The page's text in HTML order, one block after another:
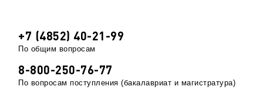
+7 (4852) 40-21-99
По общим вопросам
8-800-250-76-77
По вопросам поступления (бакалавриат и магистратура)